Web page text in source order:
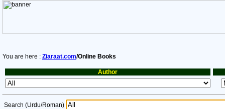
You are here : Ziaraat.com/Online Books
Author
Search (Urdu/Roman)